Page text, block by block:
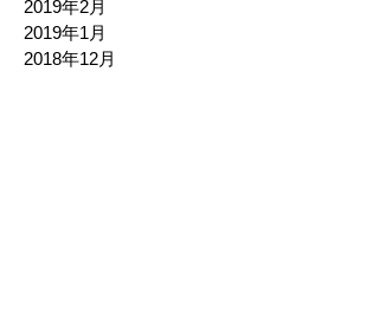
2019年2月
2019年1月
2018年12月